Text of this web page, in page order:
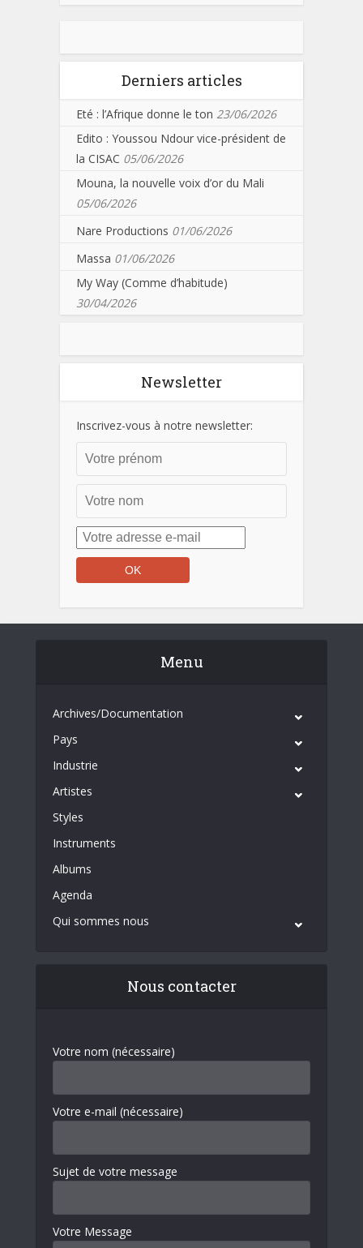
Derniers articles
Eté : l’Afrique donne le ton 23/06/2026
Edito : Youssou Ndour vice-président de
la CISAC 05/06/2026
Mouna, la nouvelle voix d’or du Mali
05/06/2026
Nare Productions 01/06/2026
Massa 01/06/2026
My Way (Comme d’habitude)
30/04/2026
Newsletter
Inscrivez-vous à notre newsletter:
Menu
Archives/Documentation
Pays
Industrie
Artistes
Styles
Instruments
Albums
Agenda
Qui sommes nous
Nous contacter
Votre nom (nécessaire)
Votre e-mail (nécessaire)
Sujet de votre message
Votre Message